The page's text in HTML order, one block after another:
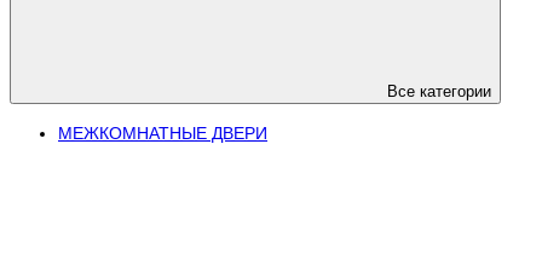
Все категории
МЕЖКОМНАТНЫЕ ДВЕРИ